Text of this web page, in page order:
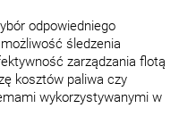
odpowiedniego
śledzenia
zarządzania flotą
kosztów paliwa czy
wykorzystywanymi w